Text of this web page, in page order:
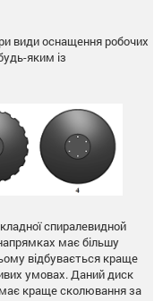
види оснащення робочих
яким із
спиралевидной
має більшу
відбувається краще
умовах. Даний диск
краще сколювання за